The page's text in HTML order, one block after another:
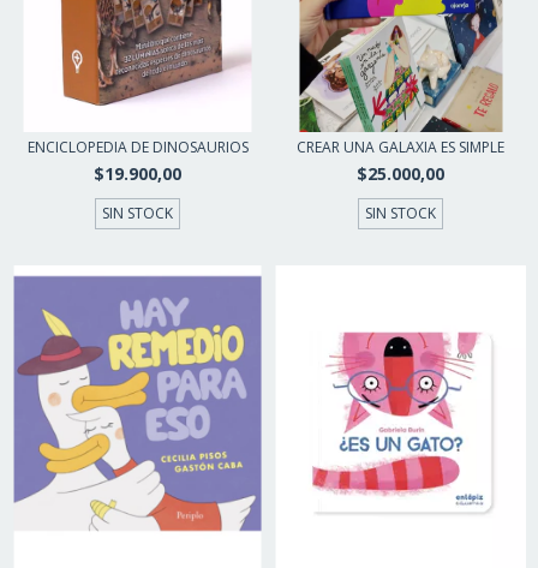
ENCICLOPEDIA DE DINOSAURIOS
$19.900,00
SIN STOCK
CREAR UNA GALAXIA ES SIMPLE
$25.000,00
SIN STOCK